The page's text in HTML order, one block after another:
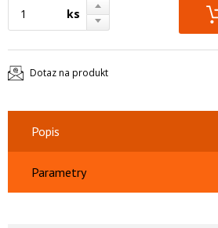
ks
Dotaz na produkt
Popis
Parametry